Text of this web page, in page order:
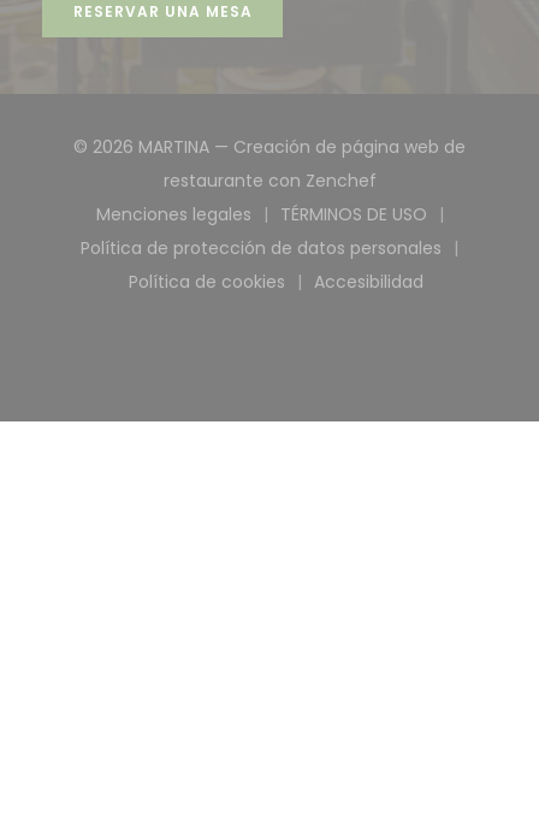
RESERVAR UNA MESA
© 2026 MARTINA — Creación de página web de
restaurante con Zenchef((abre en una
Menciones legales
((abre en una nueva ventana))
TÉRMINOS DE USO
((abre en una
Política de protección de datos personales
((abre en una nueva
Política de cookies
((abre en una nueva ventana))
Accesibilidad